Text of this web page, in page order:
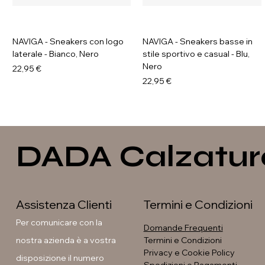
NAVIGA - Sneakers con logo
laterale - Bianco, Nero
Prezzo
22,95 €
NAVIGA - Sneakers basse in
stile sportivo e casual - Blu,
Nero
Prezzo
22,95 €
Soleil - Anfibi con fibbia e GALIA - Sneakers platform
GAVI - Stivaletti con fibbia e GAVI - Anfibi con suola
DADA
Assistenza Clienti
Per comunicare con la
nostra azienda è a vostra
disposizione il numero
Termini e Condizioni
Domande Frequenti
Termini e Condizioni
Privacy e Cookie Policy